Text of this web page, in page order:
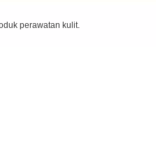
perawatan kulit.